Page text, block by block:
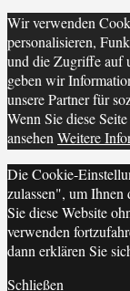
Wir verwenden
personalisieren,
und die Zugriffe auf
geben wir
unsere Partner für
Wenn Sie diese
ansehen Weitere
Die Cookie-
zulassen", um Ihnen
Sie diese Website
verwenden
dann erklären Sie
Schließen